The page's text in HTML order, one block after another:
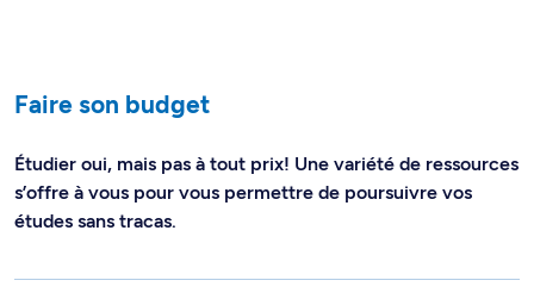
Faire son budget
Étudier oui, mais pas à tout prix! Une variété de ressources
s’offre à vous pour vous permettre de poursuivre vos
études sans tracas.